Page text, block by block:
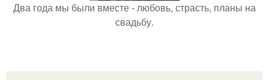
Два года мы были вместе - любовь, страсть, планы на
свадьбу.